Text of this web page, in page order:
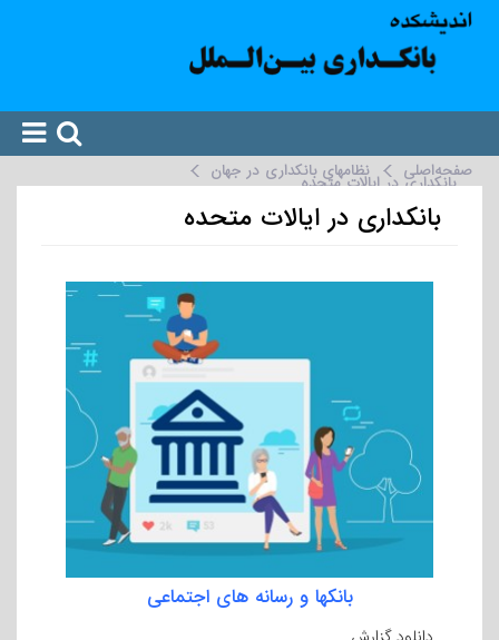
صفحه‌اصلی نظامهای بانکداری در جهان
بانکداری در ایالات متحده
بانکداری در ایالات متحده
بانکها و رسانه های اجتماعی